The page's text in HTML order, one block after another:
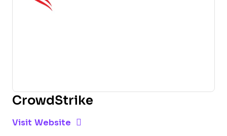
CrowdStrike
Visit Website Opens New Window